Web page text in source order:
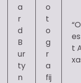
a
r
d
B
ur
ty
n
o
t
o
g
r
a
fij
t